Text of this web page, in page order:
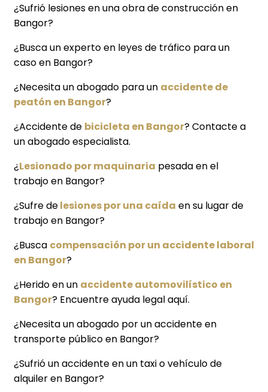
¿Sufrió lesiones en una obra de construcción en
Bangor?
¿Busca un experto en leyes de tráfico para un
caso en Bangor?
¿Necesita un abogado para un accidente de
peatón en Bangor?
¿Accidente de bicicleta en Bangor? Contacte a
un abogado especialista.
¿Lesionado por maquinaria pesada en el
trabajo en Bangor?
¿Sufre delesiones por una caída en su lugar de
trabajo en Bangor?
¿Busca compensación por un accidente laboral
en Bangor?
¿Herido en un accidente automovilístico en
Bangor? Encuentre ayuda legal aquí.
¿Necesita un abogado por un accidente en
transporte público en Bangor?
¿Sufrió un accidente en un taxi o vehículo de
alquiler en Bangor?